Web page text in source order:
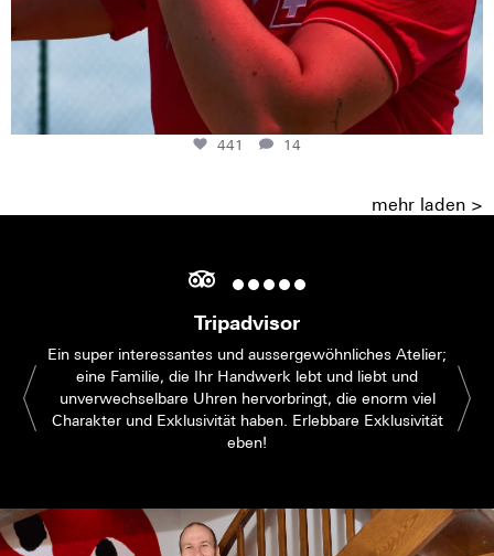
441 14
mehr laden >
Tripadvisor
Ein super interessantes und aussergewöhnliches Atelier;
eine Familie, die Ihr Handwerk lebt und liebt und
unverwechselbare Uhren hervorbringt, die enorm viel
Charakter und Exklusivität haben. Erlebbare Exklusivität
eben!